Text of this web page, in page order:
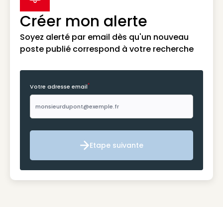
Créer mon alerte
Soyez alerté par email dès qu'un nouveau
poste publié correspond à votre recherche
Votre adresse email*
Etape suivante
Etape suivante